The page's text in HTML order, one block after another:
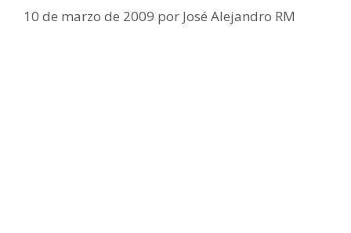
10 de marzo de 2009 por José Alejandro RM